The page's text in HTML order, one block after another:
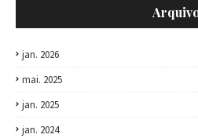
jan. 2026
mai. 2025
jan. 2025
jan. 2024